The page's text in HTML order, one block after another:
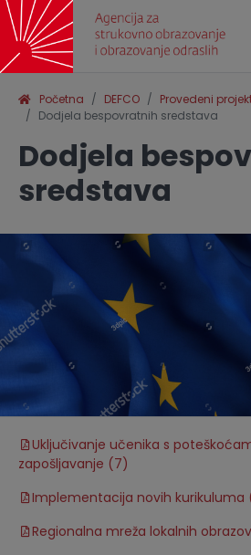
Početna DEFCO Provedeni
Dodjela bespovratnih sredstava
Dodjela
sredstava
Uključivanje učenika s
zapošljavanje (7)
Implementacija novih kurikuluma
Regionalna mreža lokalnih